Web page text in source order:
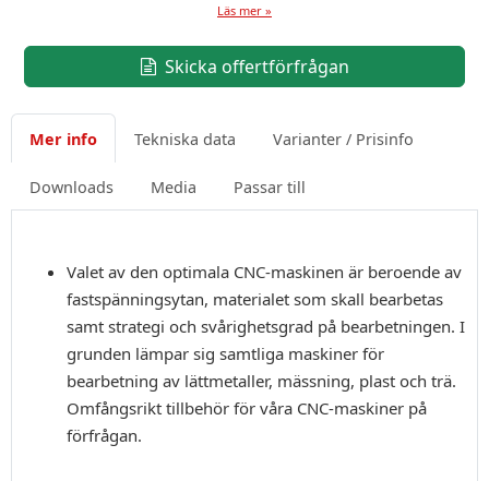
Läs mer »
Skicka offertförfrågan
Mer info Tekniska data Varianter / Prisinfo
Downloads Media Passar till
Valet av den optimala CNC-maskinen är beroende av
fastspänningsytan, materialet som skall bearbetas
samt strategi och svårighetsgrad på bearbetningen. I
grunden lämpar sig samtliga maskiner för
bearbetning av lättmetaller, mässning, plast och trä.
Omfångsrikt tillbehör för våra CNC-maskiner på
förfrågan.